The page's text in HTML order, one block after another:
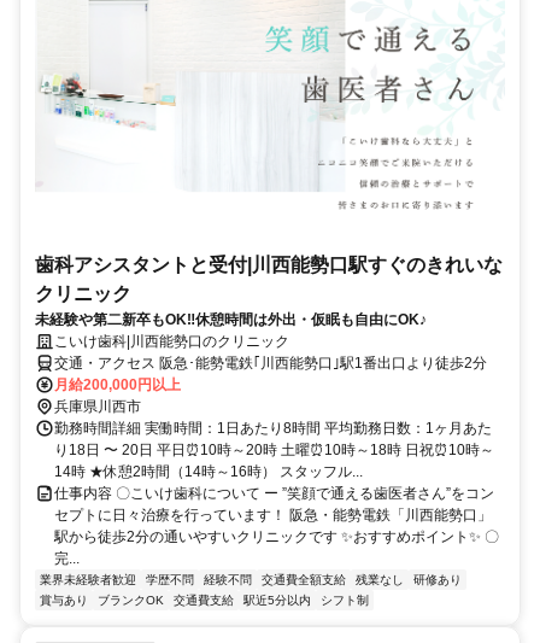
歯科アシスタントと受付|川西能勢口駅すぐのきれいな
クリニック
未経験や第二新卒もOK‼休憩時間は外出・仮眠も自由にOK♪
こいけ歯科|川西能勢口のクリニック
交通・アクセス 阪急･能勢電鉄｢川西能勢口｣駅1番出口より徒歩2分
月給200,000円以上
兵庫県川西市
勤務時間詳細 実働時間：1日あたり8時間 平均勤務日数：1ヶ月あた
り18日 〜 20日 平日⏰10時～20時 土曜⏰10時～18時 日祝⏰10時～
14時 ★休憩2時間（14時～16時） スタッフル...
仕事内容 〇こいけ歯科について ー ”笑顔で通える歯医者さん”をコン
セプトに日々治療を行っています！ 阪急・能勢電鉄「川西能勢口」
駅から徒歩2分の通いやすいクリニックです ✨おすすめポイント✨ 〇
完...
業界未経験者歓迎 学歴不問 経験不問 交通費全額支給 残業なし
研修あり
賞与あり
ブランクOK 交通費支給 駅近5分以内 シフト制